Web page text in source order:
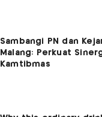
Sambangi PN dan
Malang: Perkuat
Kamtibmas